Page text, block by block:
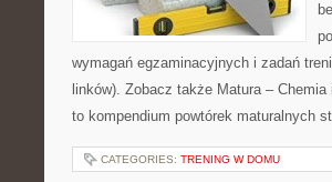
wymagań egzaminacyjnych i zadań
linków). Zobacz także Matura –
to kompendium powtórek maturalnych
CATEGORIES: TRENING W DOMU